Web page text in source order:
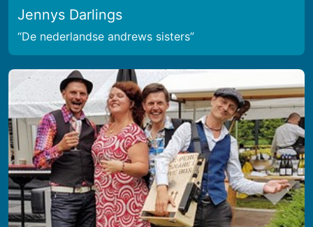
Jennys Darlings
De nederlandse andrews sisters